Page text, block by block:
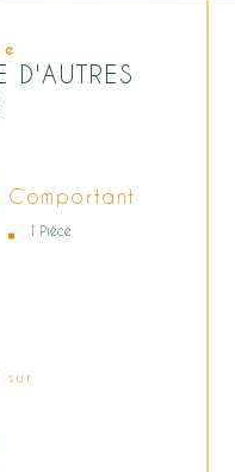
D'AUTRES
Comportant
1 Pièce
sur